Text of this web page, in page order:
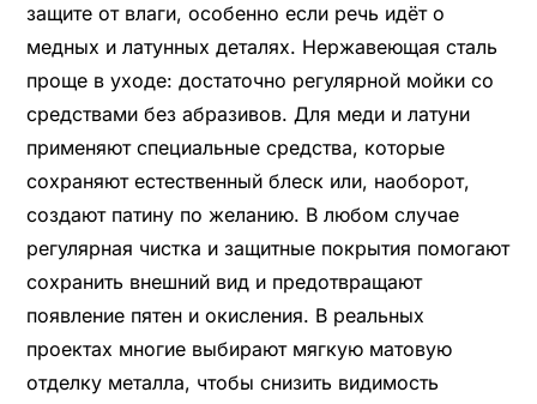
защите от влаги, особенно если речь идёт о
медных и латунных деталях. Нержавеющая сталь
проще в уходе: достаточно регулярной мойки со
средствами без абразивов. Для меди и латуни
применяют специальные средства, которые
сохраняют естественный блеск или, наоборот,
создают патину по желанию. В любом случае
регулярная чистка и защитные покрытия помогают
сохранить внешний вид и предотвращают
появление пятен и окисления. В реальных
проектах многие выбирают мягкую матовую
отделку металла, чтобы снизить видимость